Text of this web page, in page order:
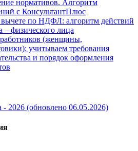
нормативов. Алгоритм
с КонсультантПлюс
вычете по НДФЛ: алгоритм действий
– физического лица
(женщины,
учитываем требования
и порядок оформления
- 2026 (обновлено 06.05.2026)